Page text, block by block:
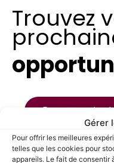
Gérer
Pour offrir les meilleures
telles que les cookies pour
appareils. Le fait de consentir
Trouvez
Parcourez